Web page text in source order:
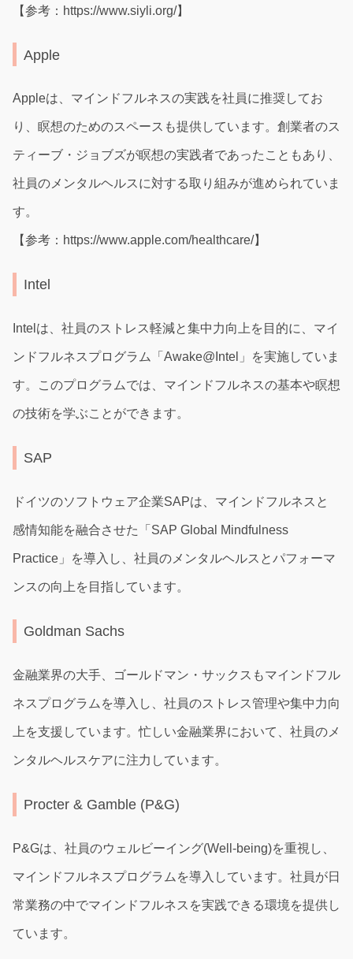
【参考：https://www.siyli.org/】
Apple
Appleは、マインドフルネスの実践を社員に推奨してお
り、瞑想のためのスペースも提供しています。創業者のス
ティーブ・ジョブズが瞑想の実践者であったこともあり、
社員のメンタルヘルスに対する取り組みが進められていま
す。
【参考：https://www.apple.com/healthcare/】
Intel
Intelは、社員のストレス軽減と集中力向上を目的に、マイ
ンドフルネスプログラム「Awake@Intel」を実施していま
す。このプログラムでは、マインドフルネスの基本や瞑想
の技術を学ぶことができます。
SAP
ドイツのソフトウェア企業SAPは、マインドフルネスと
感情知能を融合させた「SAP Global Mindfulness
Practice」を導入し、社員のメンタルヘルスとパフォーマ
ンスの向上を目指しています。
Goldman Sachs
金融業界の大手、ゴールドマン・サックスもマインドフル
ネスプログラムを導入し、社員のストレス管理や集中力向
上を支援しています。忙しい金融業界において、社員のメ
ンタルヘルスケアに注力しています。
Procter & Gamble (P&G)
P&Gは、社員のウェルビーイング(Well-being)を重視し、
マインドフルネスプログラムを導入しています。社員が日
常業務の中でマインドフルネスを実践できる環境を提供し
ています。